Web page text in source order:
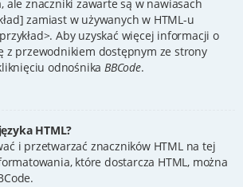
ale znaczniki zawarte są w nawiasach
zamiast w używanych w HTML-u
Aby uzyskać więcej informacji o
z przewodnikiem dostępnym ze strony
odnośnika BBCode.
HTML?
i przetwarzać znaczników HTML na tej
które dostarcza HTML, można